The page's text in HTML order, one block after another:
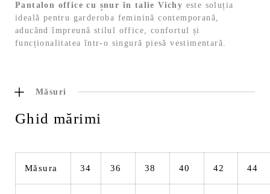
Pantalon office cu șnur în talie Vichy este soluția
ideală pentru garderoba feminină contemporană,
aducând împreună stilul office, confortul și
funcționalitatea într-o singură piesă vestimentară.
Măsuri
Ghid mărimi
Măsura 34 36 38 40 42 44